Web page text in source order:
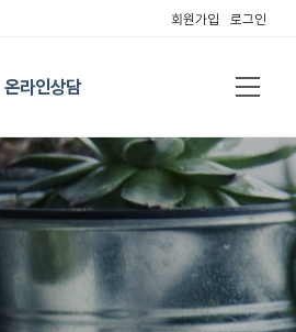
회원가입 로그인
온라인상담